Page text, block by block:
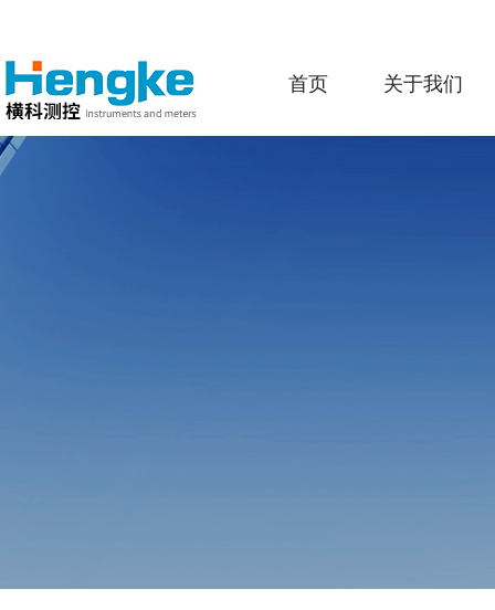
首页 关于我们